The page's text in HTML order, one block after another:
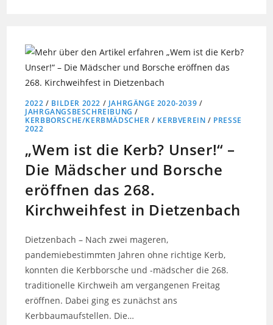
2022 / BILDER 2022 / JAHRGÄNGE 2020-2039 /
JAHRGANGSBESCHREIBUNG /
KERBBORSCHE/KERBMÄDSCHER / KERBVEREIN / PRESSE
2022
„Wem ist die Kerb? Unser!“ –
Die Mädscher und Borsche
eröffnen das 268.
Kirchweihfest in Dietzenbach
Dietzenbach – Nach zwei mageren,
pandemiebestimmten Jahren ohne richtige Kerb,
konnten die Kerbborsche und -mädscher die 268.
traditionelle Kirchweih am vergangenen Freitag
eröffnen. Dabei ging es zunächst ans
Kerbbaumaufstellen. Die…